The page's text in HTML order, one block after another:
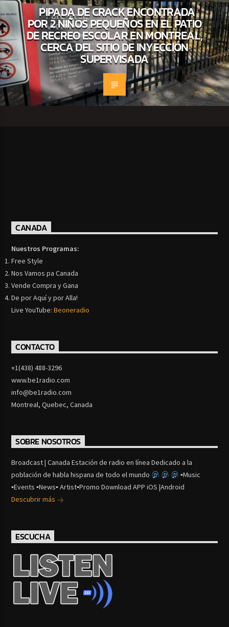
PIPADA DE CRACK ENCONTRADA
POR 2 NIÑOS PEQUEÑOS EN EL PATIO
DE RECREO ESCOLAR EN MONTREAL,
CERCA DEL SITIO DE INYECCIÓN
SUPERVISADA
CANADA
Nuestros Programas:
Free Style
Nos Vamos pa Canada
Vende Compra y Gana
De por Aquí y por Alla!
Live YouTube:Beoneradio
CONTACTO
+1(438) 488-3296
www.be1radio.com
info@be1radio.com
Montreal, Quebec, Canada
SOBRE NOSOTROS
Broadcast | Canada Estación de radio en línea Dedicado a la
población de habla hispana de todo el mundo
▪Music
▪Events ▪News▪ Artist▪Promo Download APP iOS |Android
Descubrir más
ESCUCHA